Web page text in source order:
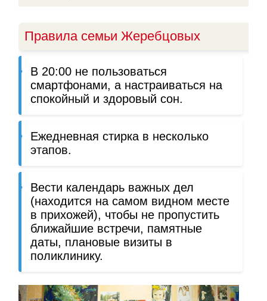
Правила семьи Жеребцовых
В 20:00 не пользоваться
смартфонами, а настраиваться на
спокойный и здоровый сон.
Ежедневная стирка в несколько
этапов.
Вести календарь важных дел
(находится на самом видном месте
в прихожей), чтобы не пропустить
ближайшие встречи, памятные
даты, плановые визиты в
поликлинику.